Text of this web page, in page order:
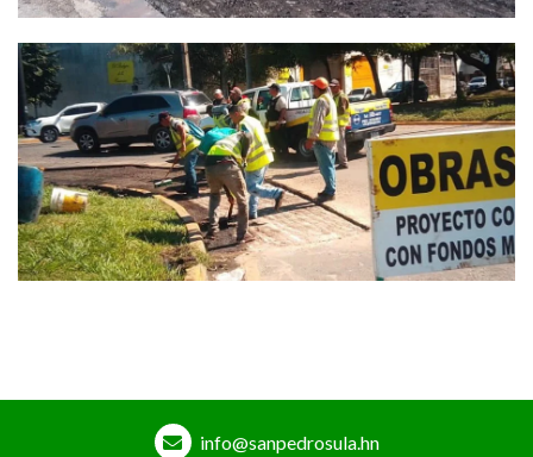
info@sanpedrosula.hn